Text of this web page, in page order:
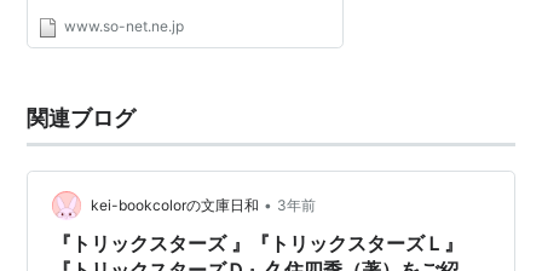
発売日:2007/05
メディア: 文庫
購入 : 1人 クリック: 31回
www.so-net.ne.jp
関連ブログ
kei-bookcolorの文庫日和 • 3年前
『トリックスターズ 』『トリックスターズＬ』